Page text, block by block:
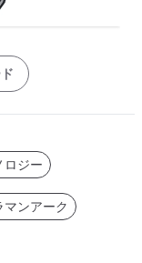
ロジー
マンアーク